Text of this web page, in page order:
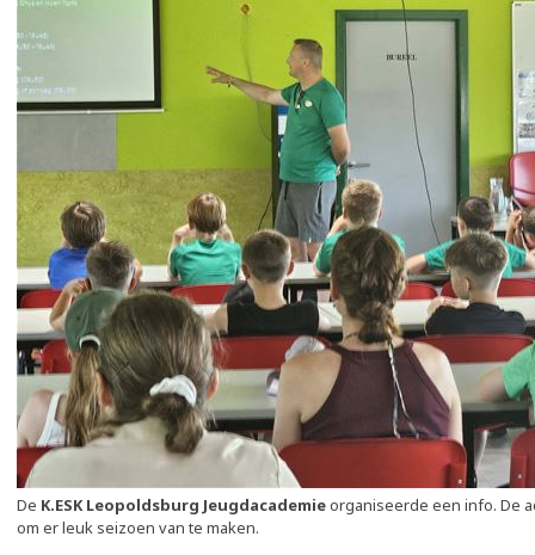
De K.ESK Leopoldsburg Jeugdacademieorganiseerde een info. De
om er leuk seizoen van te maken.